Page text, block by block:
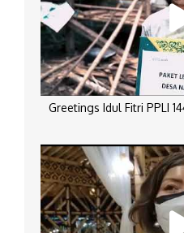
Greetings Idul Fitri PPLI